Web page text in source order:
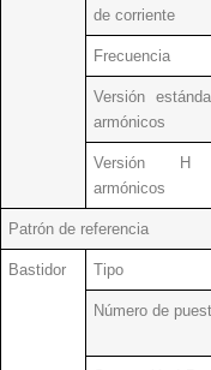
de corriente
Frecuencia
Versión
armónicos
Versión H
armónicos
Patrón de referencia
Bastidor Tipo
Número de